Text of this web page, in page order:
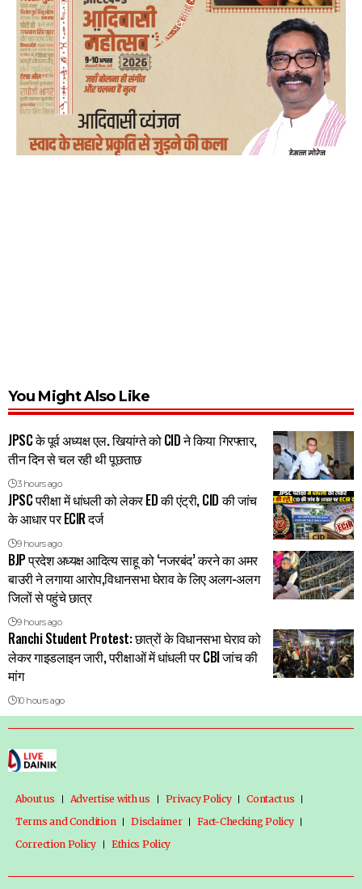
You Might Also Like
JPSC के पूर्व अध्यक्ष एल. खियांग्ते को CID ने किया गिरफ्तार,
तीन दिन से चल रही थी पूछताछ
3 hours ago
JPSC परीक्षा में धांधली को लेकर ED की एंट्री, CID की जांच
के आधार पर ECIR दर्ज
9 hours ago
BJP प्रदेश अध्यक्ष आदित्य साहू को ‘नजरबंद’ करने का अमर
बाउरी ने लगाया आरोप,विधानसभा घेराव के लिए अलग-अलग
जिलों से पहुंचे छात्र
9 hours ago
Ranchi Student Protest: छात्रों के विधानसभा घेराव को
लेकर गाइडलाइन जारी, परीक्षाओं में धांधली पर CBI जांच की
मांग
10 hours ago
About us Advertise with us Privacy Policy
Contact us
Terms and Condition
Disclaimer
Fact-Checking Policy
Correction Policy
Ethics Policy